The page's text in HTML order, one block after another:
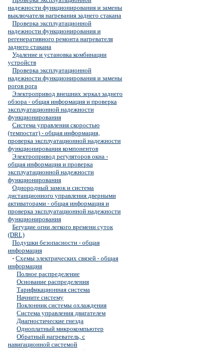
надежности функционирования и замены
выключателя нагревания заднего стакана
Проверка эксплуатационной
надежности функционирования и
регенеративного ремонта нагревателя
заднего стакана
Удаление и установка комбинации
устройств
Проверка эксплуатационной
надежности функционирования и замены
рогов рога
Электропривод внешних зеркал заднего
обзора - общая информация и проверка
эксплуатационной надежности
функционирования
Система управления скоростью
(темпостат) - общая информация,
проверка эксплуатационной надежности
функционирования компонентов
Электропривод регуляторов окна -
общая информация и проверка
эксплуатационной надежности
функционирования
Однородный замок и система
дистанционного управления дверными
активаторами - общая информация и
проверка эксплуатационной надежности
функционирования
Бегущие огни легкого времени суток
(DRL)
Подушки безопасности - общая
информация
- Схемы электрических связей - общая
информация
Полное распределение
Основание распределения
Тарификационная система
Начните систему
Поклонник системы охлаждения
Система управления двигателем
Диагностические гнезда
Одноплатный микрокомпьютер
Обратный нагреватель, с
навигационной системой